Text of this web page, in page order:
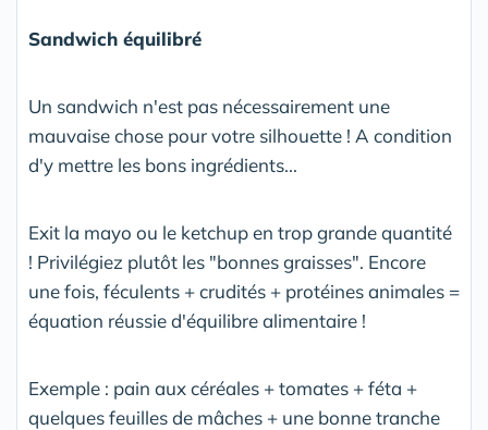
Sandwich équilibré
Un sandwich n'est pas nécessairement une
mauvaise chose pour votre silhouette ! A condition
d'y mettre les bons ingrédients...
Exit la mayo ou le ketchup en trop grande quantité
! Privilégiez plutôt les "bonnes graisses". Encore
une fois, féculents + crudités + protéines animales =
équation réussie d'équilibre alimentaire !
Exemple : pain aux céréales + tomates + féta +
quelques feuilles de mâches + une bonne tranche